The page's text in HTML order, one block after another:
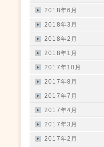
2018年6月
2018年3月
2018年2月
2018年1月
2017年10月
2017年8月
2017年7月
2017年4月
2017年3月
2017年2月